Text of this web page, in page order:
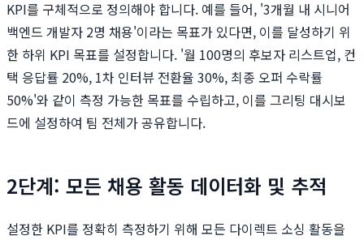
KPI를 구체적으로 정의해야 합니다. 예를 들어, '3개월 내 시니어
백엔드 개발자 2명 채용'이라는 목표가 있다면, 이를 달성하기 위
한 하위 KPI 목표를 설정합니다. '월 100명의 후보자 리스트업, 컨
택 응답률 20%, 1차 인터뷰 전환율 30%, 최종 오퍼 수락률
50%'와 같이 측정 가능한 목표를 수립하고, 이를 그리팅 대시보
드에 설정하여 팀 전체가 공유합니다.
2단계: 모든 채용 활동 데이터화 및 추적
설정한 KPI를 정확히 측정하기 위해 모든 다이렉트 소싱 활동을